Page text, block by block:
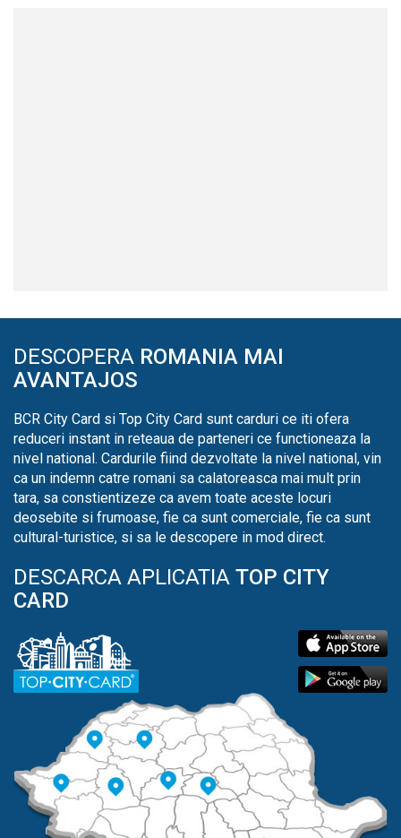
DESCOPERA ROMANIA MAI
AVANTAJOS
BCR City Card si Top City Card sunt carduri ce iti ofera
reduceri instant in reteaua de parteneri ce functioneaza la
nivel national. Cardurile fiind dezvoltate la nivel national, vin
ca un indemn catre romani sa calatoreasca mai mult prin
tara, sa constientizeze ca avem toate aceste locuri
deosebite si frumoase, fie ca sunt comerciale, fie ca sunt
cultural-turistice, si sa le descopere in mod direct.
DESCARCA APLICATIA TOP CITY
CARD